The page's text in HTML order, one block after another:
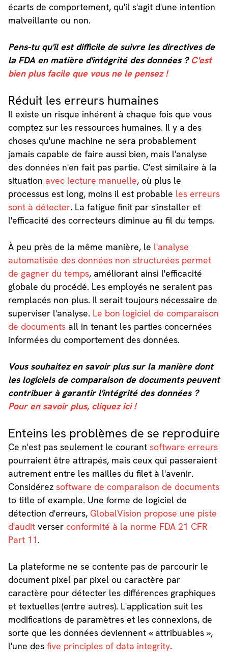
écarts de comportement, qu'il s'agit d'une intention
malveillante ou non.
Pens-tu qu'il est difficile de suivre les directives de
la FDA en matière d'intégrité des données ? C'est
bien plus facile que vous ne le pensez !
Réduit les erreurs humaines
Il existe un risque inhérent à chaque fois que vous
comptez sur les ressources humaines. Il y a des
choses qu'une machine ne sera probablement
jamais capable de faire aussi bien, mais l'analyse
des données n'en fait pas partie. C'est similaire à la
situation avec lecture manuelle, où plus le
processus est long, moins il est probable les erreurs
sont à détecter. La fatigue finit par s'installer et
l'efficacité des correcteurs diminue au fil du temps.
À peu près de la même manière, le l'analyse
automatisée des données non structurées permet
de gagner du temps, améliorant ainsi l'efficacité
globale du procédé. Les employés ne seraient pas
remplacés non plus. Il serait toujours nécessaire de
superviser l'analyse. Le bon logiciel de comparaison
de documentsall in tenant les parties concernées
informées du comportement des données.
Vous souhaitez en savoir plus sur la manière dont
les logiciels de comparaison de documents peuvent
contribuer à garantir l'intégrité des données ?
Pour en savoir plus, cliquez ici !
Enteins les problèmes de se reproduire
Ce n'est pas seulement le courantsoftware erreurs
pourraient être attrapés, mais ceux qui passeraient
autrement entre les mailles du filet à l'avenir.
Considérez software de comparaison de documents
to title of example. Une forme de logiciel de
détection d'erreurs, GlobalVision propose une piste
d'auditverser conformité à la norme FDA 21 CFR
Part 11.
La plateforme ne se contente pas de parcourir le
document pixel par pixel ou caractère par
caractère pour détecter les différences graphiques
et textuelles (entre autres). L'application suit les
modifications de paramètres et les connexions, de
sorte que les données deviennent « attribuables »,
l'une des five principles of data integrity.